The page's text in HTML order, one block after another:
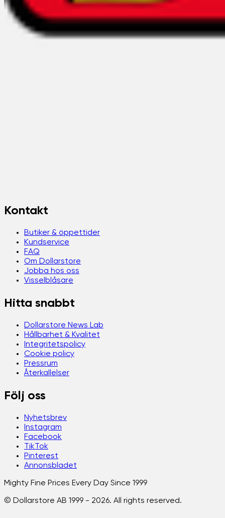
Kontakt
Butiker & öppettider
Kundservice
FAQ
Om Dollarstore
Jobba hos oss
Visselblåsare
Hitta snabbt
Dollarstore News Lab
Hållbarhet & Kvalitet
Integritetspolicy
Cookie policy
Pressrum
Återkallelser
Följ oss
Nyhetsbrev
Instagram
Facebook
TikTok
Pinterest
Annonsbladet
Mighty Fine Prices Every Day Since 1999
© Dollarstore AB 1999 - 2026. All rights reserved.